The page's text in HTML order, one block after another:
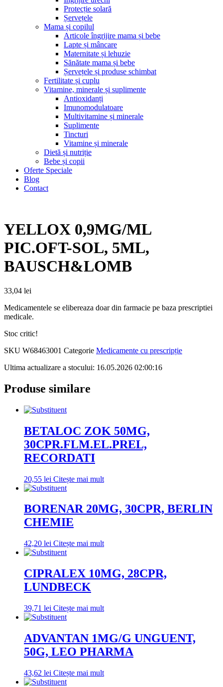
Protecție solară
Șervețele
Mama și copilul
Articole îngrijire mama și bebe
Lapte și mâncare
Maternitate și lehuzie
Sănătate mama și bebe
Șervețele și produse schimbat
Fertilitate și cuplu
Vitamine, minerale și suplimente
Antioxidanți
Imunomodulatoare
Multivitamine și minerale
Suplimente
Tincturi
Vitamine și minerale
Dietă și nutriție
Bebe și copii
Oferte Speciale
Blog
Contact
YELLOX 0,9MG/ML
PIC.OFT-SOL, 5ML,
BAUSCH&LOMB
33,04 lei
Medicamentele se elibereaza doar din farmacie pe baza prescriptiei
medicale.
Stoc critic!
SKU W68463001 Categorie Medicamente cu prescripție
Ultima actualizare a stocului: 16.05.2026 02:00:16
Produse similare
BETALOC ZOK 50MG,
30CPR.FLM.EL.PREL,
RECORDATI
20,55 lei Citește mai mult
BORENAR 20MG, 30CPR, BERLIN
CHEMIE
42,20 lei Citește mai mult
CIPRALEX 10MG, 28CPR,
LUNDBECK
39,71 lei Citește mai mult
ADVANTAN 1MG/G UNGUENT,
50G, LEO PHARMA
43,62 lei Citește mai mult